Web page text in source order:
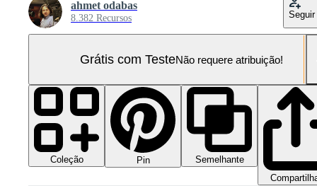
ahmet odabas
8.382 Recursos Seguir
Grátis com TesteNão requere atribuição!
Coleção Pin
Semelhante